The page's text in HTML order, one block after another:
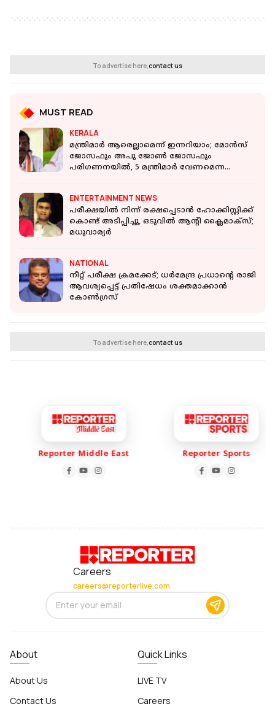
To advertise here,contact us
MUST READ
KERALA
മന്ത്രിമാർ ആരെല്ലാമെന്ന് ഇന്നറിയാം; മോൻസ്
ജോസഫും അപു ജോൺ ജോസഫും
പരിഗണനയിൽ, 5 മന്ത്രിമാർ വേണമെന്ന
ENTERTAINMENT NEWS
പരീക്ഷയില്‍ നിന്ന് രക്ഷപ്പെടാന്‍ ഹോക്കിസ്റ്റിക്ക്
കൊണ്ട് അടിപ്പിച്ചു, ഒടുവില്‍ ആന്റി ക്ലൈമാക്‌സ്;
മധുവാര്യര്‍
NATIONAL
നീറ്റ് പരീക്ഷ ക്രമക്കേട്; ധര്‍മേന്ദ്ര പ്രധാന്റെ രാജി
ആവശ്യപ്പെട്ട് പ്രതിഷേധം ശക്തമാക്കാന്‍
കോണ്‍ഗ്രസ്
To advertise here,contact us
Reporter Middle East Reporter Sports
Careers
careers@reporterlive.com
About
About Us
Contact Us
Quick Links
LIVE TV
Careers